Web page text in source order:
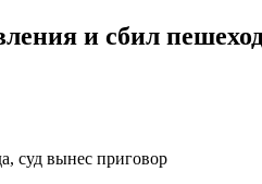
и сбил